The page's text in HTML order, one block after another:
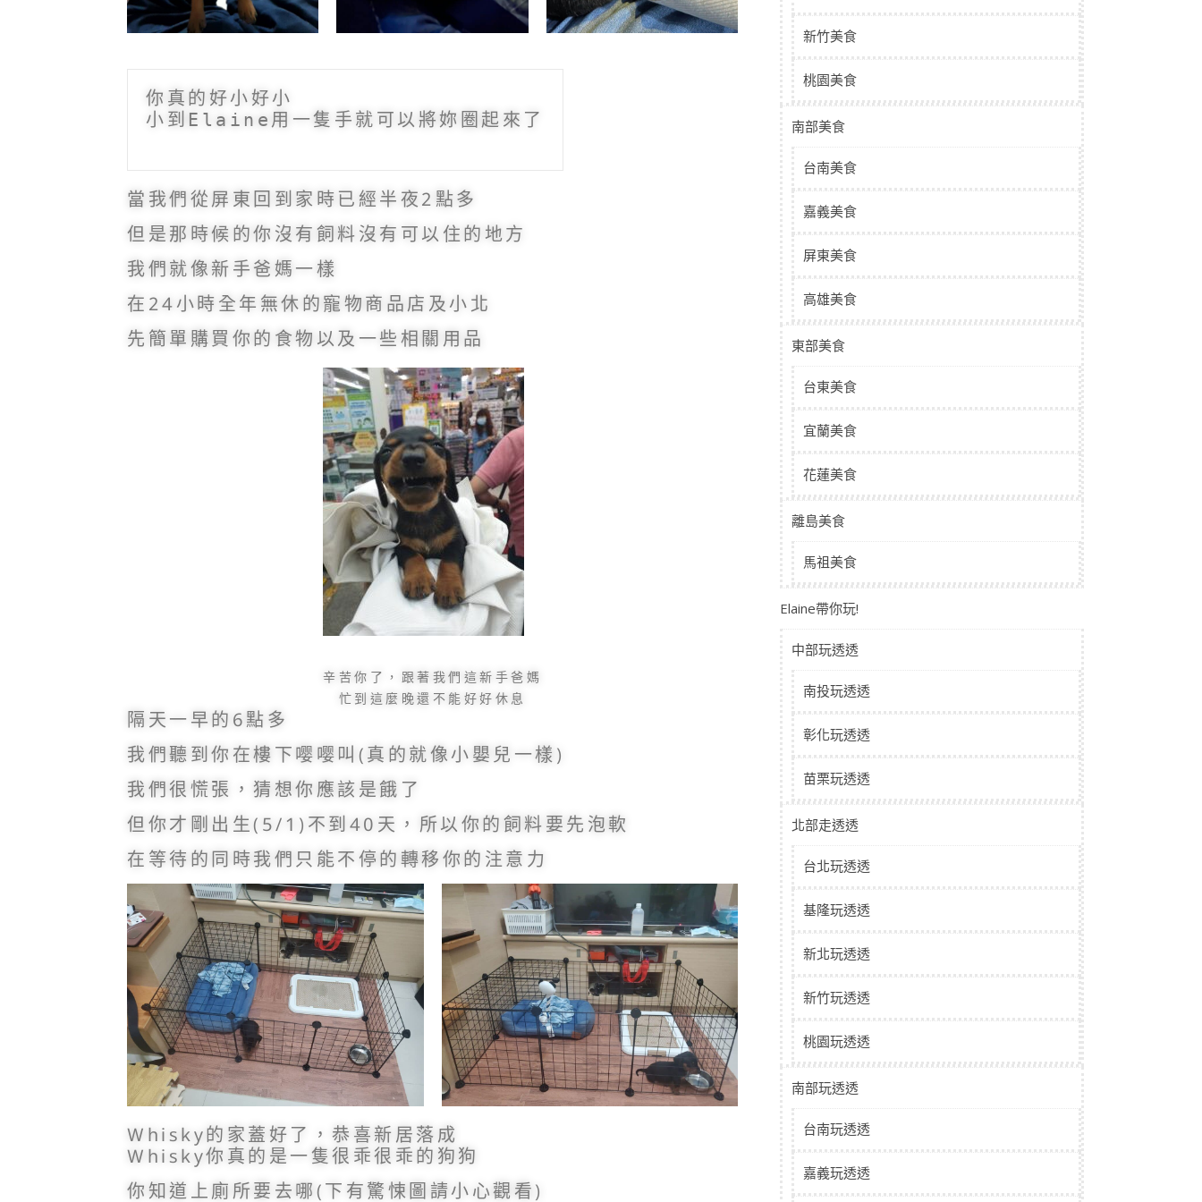
你真的好小好小
小到Elaine用一隻手就可以將妳圈起來了
當我們從屏東回到家時已經半夜2點多
但是那時候的你沒有飼料沒有可以住的地方
我們就像新手爸媽一樣
在24小時全年無休的寵物商品店及小北
先簡單購買你的食物以及一些相關用品
辛苦你了，跟著我們這新手爸媽
忙到這麼晚還不能好好休息
隔天一早的6點多
我們聽到你在樓下嘤嘤叫(真的就像小嬰兒一樣)
我們很慌張，猜想你應該是餓了
但你才剛出生(5/1)不到40天，所以你的飼料要先泡軟
在等待的同時我們只能不停的轉移你的注意力
Whisky的家蓋好了，恭喜新居落成
Whisky你真的是一隻很乖很乖的狗狗
你知道上廁所要去哪(下有驚悚圖請小心觀看)
新竹美食
桃園美食
南部美食
台南美食
嘉義美食
屏東美食
高雄美食
東部美食
台東美食
宜蘭美食
花蓮美食
離島美食
馬祖美食
Elaine帶你玩!
中部玩透透
南投玩透透
彰化玩透透
苗栗玩透透
北部走透透
台北玩透透
基隆玩透透
新北玩透透
新竹玩透透
桃園玩透透
南部玩透透
台南玩透透
嘉義玩透透